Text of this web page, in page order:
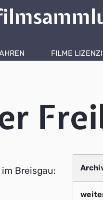
FILME
Breisgau: